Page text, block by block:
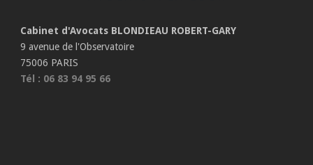
Cabinet d'Avocats BLONDIEAU ROBERT-GARY
9 avenue de l'Observatoire
75006 PARIS
Tél : 06 83 94 95 66